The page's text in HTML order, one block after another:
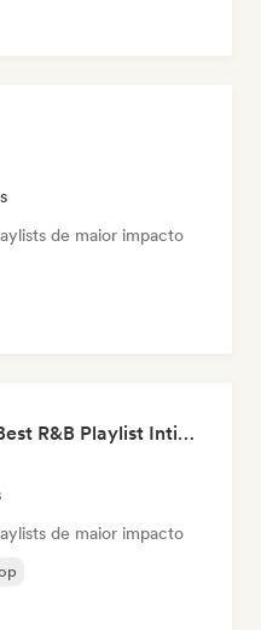
de maior impacto
Neo Soul 2026 | Best R&B Playlist Intimate & Sexy
de maior impacto